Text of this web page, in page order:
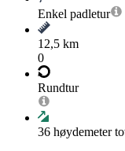
Enkel padletur
12,5 km
0
Rundtur
36 høydemeter